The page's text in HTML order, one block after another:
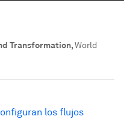
Transformation,World
los flujos